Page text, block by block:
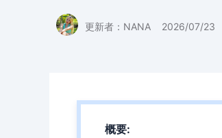
更新者： NANA 2026/07/23
概要: